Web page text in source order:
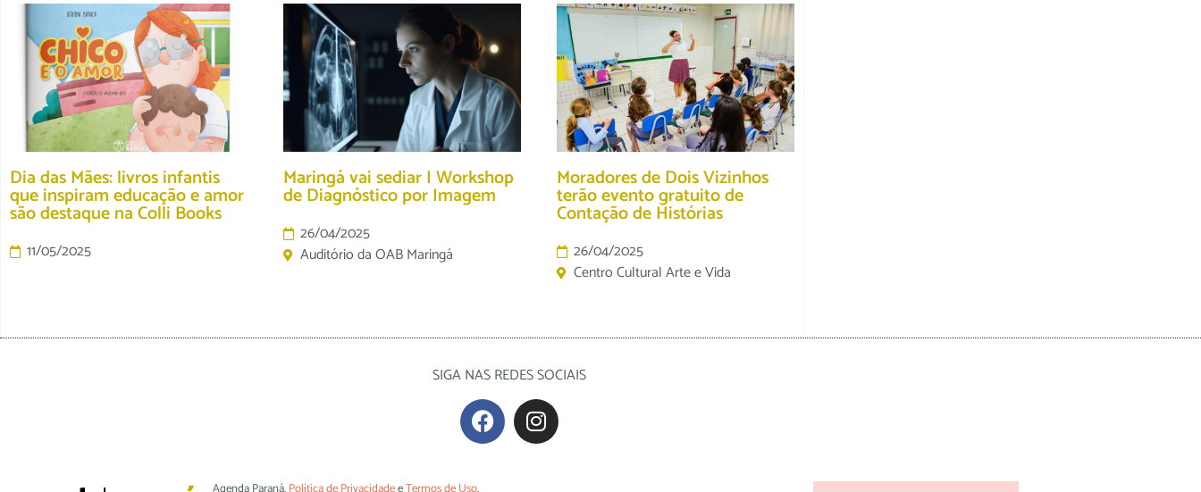
Dia das Mães: livros infantis
que inspiram educação e amor
são destaque na Colli Books
11/05/2025
Maringá vai sediar I Workshop
de Diagnóstico por Imagem
26/04/2025
Auditório da OAB Maringá
Moradores de Dois Vizinhos
terão evento gratuito de
Contação de Histórias
26/04/2025
Centro Cultural Arte e Vida
SIGA NAS REDES SOCIAIS